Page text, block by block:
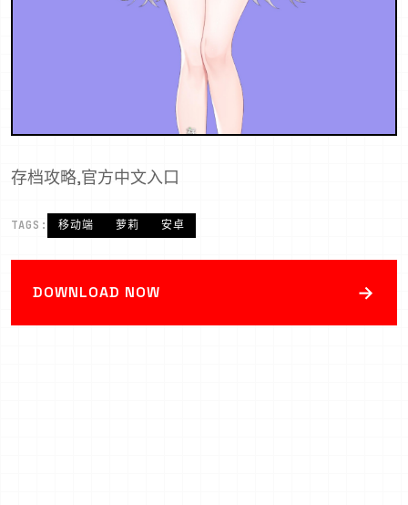
存档攻略,官方中文入口
TAGS: 移动端 萝莉 安卓
DOWNLOAD NOW →